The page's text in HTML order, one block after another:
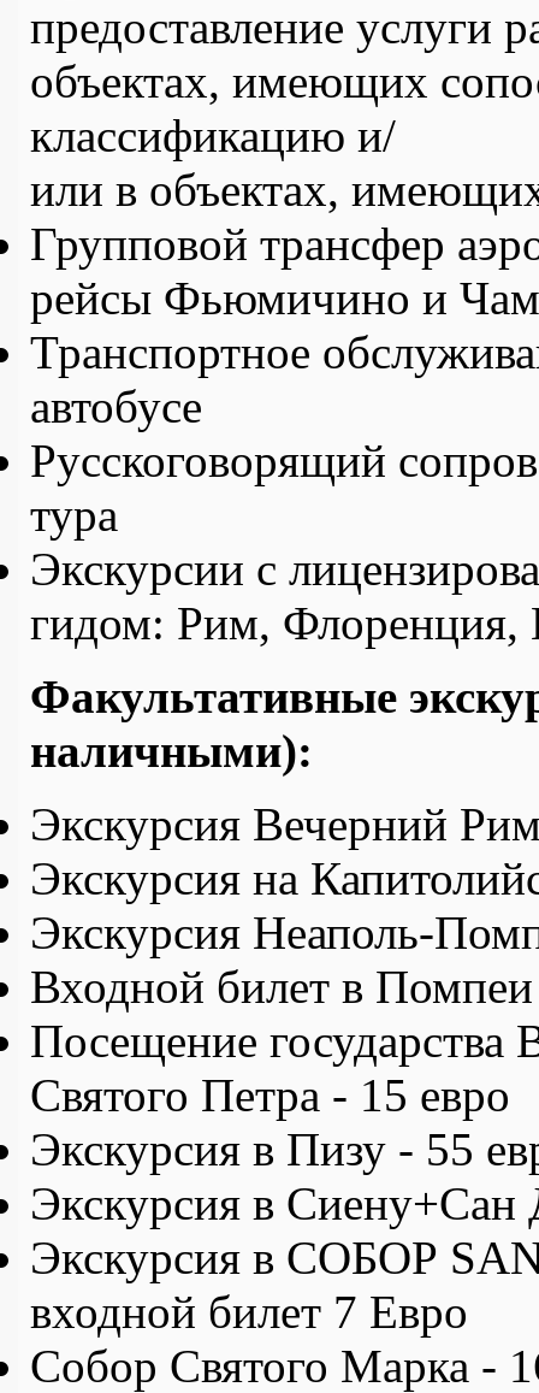
предоставление услуги
объектах, имеющих
классификацию и/
или в объектах,
Групповой трансфер
рейсы Фьюмичино и
Транспортное
автобусе
Русскоговорящий
тура
Экскурсии с
гидом: Рим, Флоренция,
Факультативные
наличными):
Экскурсия Вечерний
Экскурсия на
Экскурсия Неаполь-
Входной билет в
Посещение государства
Святого Петра - 15 евро
Экскурсия в Пизу - 55
Экскурсия в
Экскурсия в СОБОР
входной билет 7 Евро
Собор Святого Марка -